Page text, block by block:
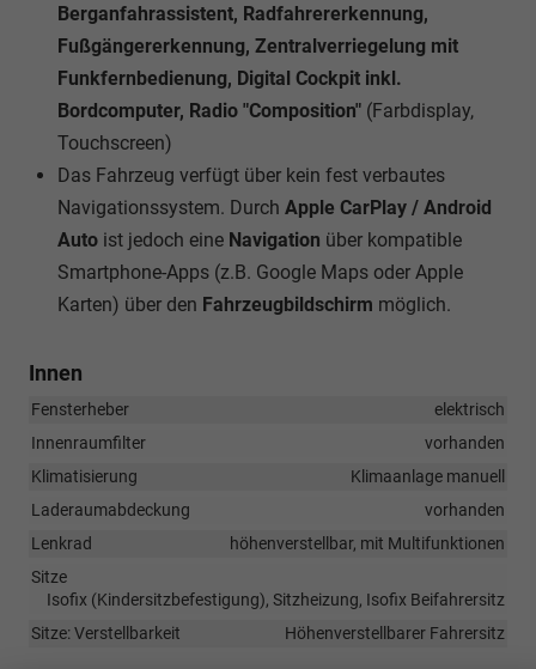
Berganfahrassistent, Radfahrererkennung,
Fußgängererkennung, Zentralverriegelung mit
Funkfernbedienung, Digital Cockpit inkl.
Bordcomputer, Radio "Composition" (Farbdisplay,
Touchscreen)
Das Fahrzeug verfügt über kein fest verbautes
Navigationssystem. Durch Apple CarPlay / Android
Auto ist jedoch eine Navigation über kompatible
Smartphone-Apps (z.B. Google Maps oder Apple
Karten) über den Fahrzeugbildschirm möglich.
Innen
Fensterheber
elektrisch
Innenraumfilter
vorhanden
Klimatisierung
Klimaanlage manuell
Laderaumabdeckung
vorhanden
Lenkrad
höhenverstellbar, mit Multifunktionen
Sitze
Isofix (Kindersitzbefestigung), Sitzheizung, Isofix Beifahrersitz
Sitze: Verstellbarkeit
Höhenverstellbarer Fahrersitz